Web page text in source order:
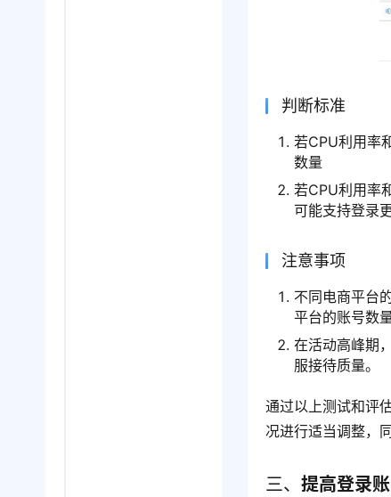
判断标准
若CPU利用率
数量
若CPU利用率
可能支持登录
注意事项
不同电商平台
平台的账号数量
在活动高峰期
服接待质量。
通过以上测试和评
况进行适当调整，
三、提高登录